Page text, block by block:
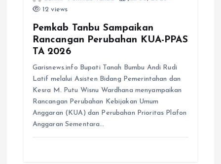
admin Pemkab Tanbu
Pemkab Tanbu Sampaikan
Rancangan Perubahan KUA-PPAS
TA 2026
Garisnews.info Bupati Tanah Bumbu Andi Rudi
Latif melalui Asisten Bidang Pemerintahan dan
Kesra M. Putu Wisnu Wardhana menyampaikan
Rancangan Perubahan Kebijakan Umum
Anggaran (KUA) dan Perubahan Prioritas Plafon
Anggaran Sementara…